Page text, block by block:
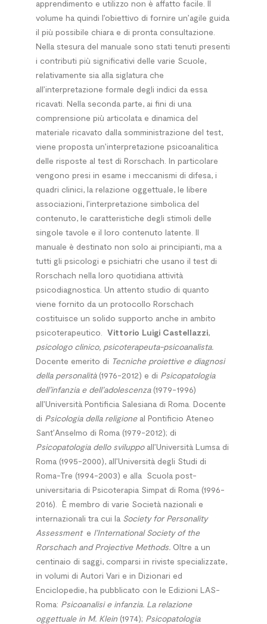
apprendimento e utilizzo non è affatto facile. Il
volume ha quindi l’obiettivo di fornire un’agile guida
il più possibile chiara e di pronta consultazione.
Nella stesura del manuale sono stati tenuti presenti
i contributi più significativi delle varie Scuole,
relativamente sia alla siglatura che
all’interpretazione formale degli indici da essa
ricavati. Nella seconda parte, ai fini di una
comprensione più articolata e dinamica del
materiale ricavato dalla somministrazione del test,
viene proposta un’interpretazione psicoanalitica
delle risposte al test di Rorschach. In particolare
vengono presi in esame i meccanismi di difesa, i
quadri clinici, la relazione oggettuale, le libere
associazioni, l’interpretazione simbolica del
contenuto, le caratteristiche degli stimoli delle
singole tavole e il loro contenuto latente. Il
manuale è destinato non solo ai principianti, ma a
tutti gli psicologi e psichiatri che usano il test di
Rorschach nella loro quotidiana attività
psicodiagnostica. Un attento studio di quanto
viene fornito da un protocollo Rorschach
costituisce un solido supporto anche in ambito
psicoterapeutico.
Vittorio Luigi Castellazzi,
psicologo clinico, psicoterapeuta-psicoanalista.
Docente emerito di Tecniche proiettive e diagnosi
della personalità(1976-2012) e di Psicopatologia
dell’infanzia e dell’adolescenza(1979-1996)
all’Università Pontificia Salesiana di Roma. Docente
di Psicologia della religione al Pontificio Ateneo
Sant’Anselmo di Roma (1979-2012); di
Psicopatologia dello sviluppoall’Università Lumsa di
Roma (1995-2000), all’Università degli Studi di
Roma-Tre (1994-2003) e alla Scuola post-
universitaria di Psicoterapia Simpat di Roma (1996-
2016).
È membro di varie Società nazionali e
internazionali tra cui la Society for Personality
Assessment e l’International Society of the
Rorschach and Projective Methods. Oltre a un
centinaio di saggi, comparsi in riviste specializzate,
in volumi di Autori Vari e in Dizionari ed
Enciclopedie, ha pubblicato con le Edizioni LAS-
Roma: Psicoanalisi e infanzia. La relazione
oggettuale in M. Klein (1974); Psicopatologia